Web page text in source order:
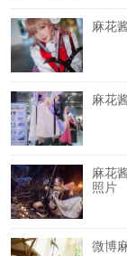
麻花
麻花
麻花
照片
微博